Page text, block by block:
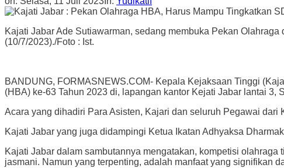
Kajati Jabar Ade Sutiawarman, sedang membuka Pekan
(10/7/2023)./Foto : Ist.
BANDUNG, FORMASNEWS.COM- Kepala Kejaksaan Tinggi
(HBA) ke-63 Tahun 2023 di, lapangan kantor Kejati Jabar lantai 3,
Acara yang dihadiri Para Asisten, Kajari dan seluruh Pegawai
Kajati Jabar yang juga didampingi Ketua Ikatan Adhyaksa
Kajati Jabar dalam sambutannya mengatakan, kompetisi
jasmani. Namun yang terpenting, adalah manfaat yang signifikan